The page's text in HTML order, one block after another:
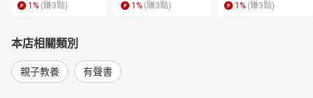
1 % (賺3點) 1 % (賺3點) 1 % (賺3點)
本店相關類別
親子教養 有聲書